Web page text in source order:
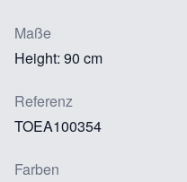
Maße
Height: 90 cm
Referenz
TOEA100354
Farben